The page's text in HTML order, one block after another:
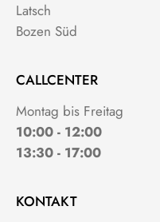
Latsch
Bozen Süd
CALLCENTER
Montag bis Freitag
10:00 - 12:00
13:30 - 17:00
KONTAKT